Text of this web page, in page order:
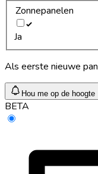
Zonnepanelen
Ja
Als eerste nieuwe
Hou me op de hoogte
BETA